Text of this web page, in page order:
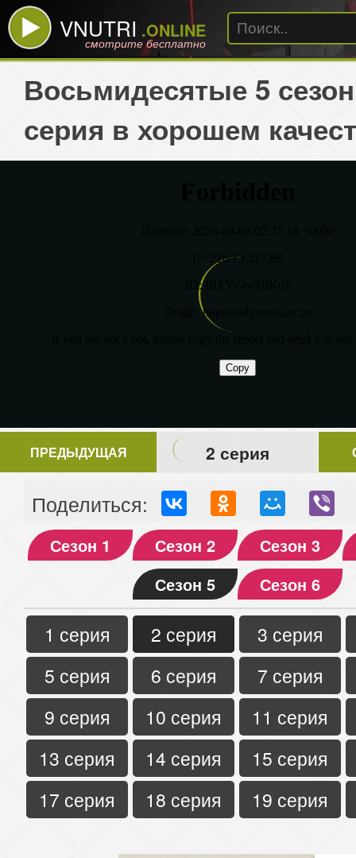
VNUTRI .ONLINE
смотрите бесплатно
Восьмидесятые 5
серия в хорошем
ПРЕДЫДУЩАЯ 2 серия
Поделиться:
Сезон 1 Сезон 2
Сезон 3
Сезон 5
Сезон 6
1 серия 2 серия
3 серия
5 серия
6 серия
7 серия
9 серия
10 серия
11 серия
13 серия
14 серия
15 серия
17 серия
18 серия 19 серия